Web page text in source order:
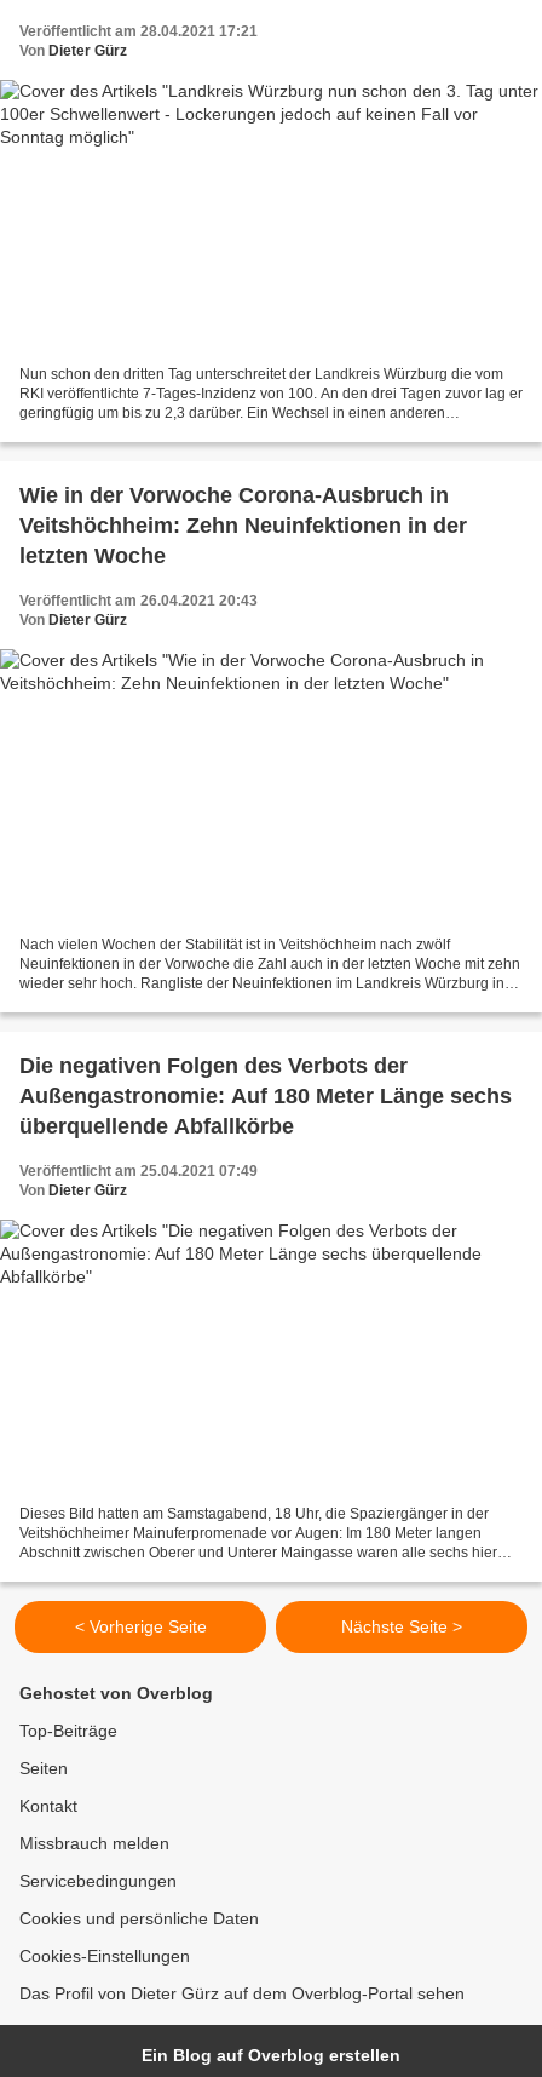
Veröffentlicht am 28.04.2021 17:21
Von Dieter Gürz
Nun schon den dritten Tag unterschreitet der Landkreis Würzburg die vom
RKI veröffentlichte 7-Tages-Inzidenz von 100. An den drei Tagen zuvor lag er
geringfügig um bis zu 2,3 darüber. Ein Wechsel in einen anderen
Wie in der Vorwoche Corona-Ausbruch in
Veitshöchheim: Zehn Neuinfektionen in der
letzten Woche
Veröffentlicht am 26.04.2021 20:43
Von Dieter Gürz
Nach vielen Wochen der Stabilität ist in Veitshöchheim nach zwölf
Neuinfektionen in der Vorwoche die Zahl auch in der letzten Woche mit zehn
wieder sehr hoch. Rangliste der Neuinfektionen im Landkreis Würzburg in
Die negativen Folgen des Verbots der
Außengastronomie: Auf 180 Meter Länge sechs
überquellende Abfallkörbe
Veröffentlicht am 25.04.2021 07:49
Von Dieter Gürz
Dieses Bild hatten am Samstagabend, 18 Uhr, die Spaziergänger in der
Veitshöchheimer Mainuferpromenade vor Augen: Im 180 Meter langen
Abschnitt zwischen Oberer und Unterer Maingasse waren alle sechs hier
< Vorherige Seite Nächste Seite >
Gehostet von Overblog
Top-Beiträge
Seiten
Kontakt
Missbrauch melden
Servicebedingungen
Cookies und persönliche Daten
Cookies-Einstellungen
Das Profil von Dieter Gürz auf dem Overblog-Portal sehen
Ein Blog auf Overblog erstellen